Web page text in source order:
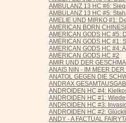
AMBULANZ 13 HC #6:
AMBULANZ 13 HC #5:
AMELIE UND MIRKO #1:
AMERICAN BORN
AMERICAN GODS HC #5:
AMERICAN GODS HC #1:
AMERICAN GODS HC #4:
AMERICAN GODS HC #2
AMIR UND DER
ANAIS NIN - IM MEER DER
ANATOL GEGEN DIE
ANDRAX
ANDROIDEN HC #4:
ANDROIDEN HC #1:
ANDROIDEN HC #3:
ANDROIDEN HC #2:
ANDY - A FACTUAL